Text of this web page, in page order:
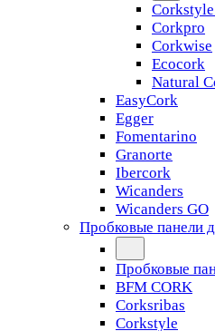
Corkstyle
Corkpro
Corkwise
Ecocork
Natural
EasyCork
Egger
Fomentarino
Granorte
Ibercork
Wicanders
Wicanders GO
Пробковые панели
Пробковые
BFM CORK
Corksribas
Corkstyle